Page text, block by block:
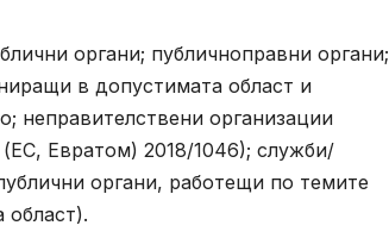
органи; публичноправни органи;
в допустимата област и
неправителствени организации
Евратом) 2018/1046); служби/
органи, работещи по темите